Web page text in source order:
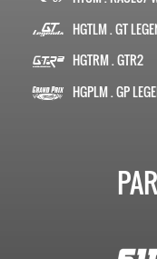
HGTLM . GT
HGTRM . GTR2
HGPLM . GP